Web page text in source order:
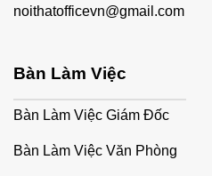
noithatofficevn@gmail.com
Bàn Làm Việc
Bàn Làm Việc Giám Đốc
Bàn Làm Việc Văn Phòng